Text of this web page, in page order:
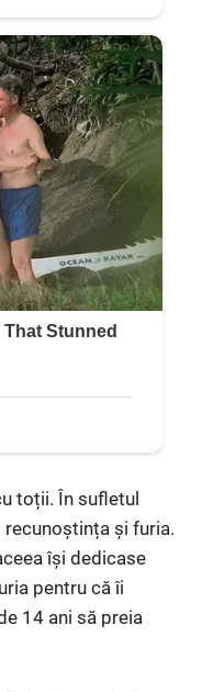
toții. În sufletul
și furia.
își dedicase
pentru că îi
14 ani să preia